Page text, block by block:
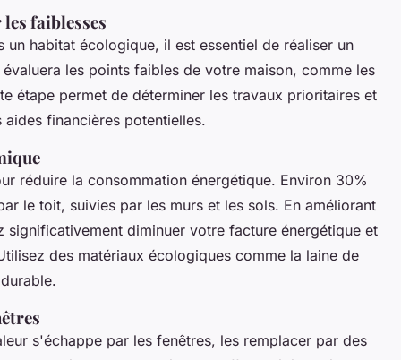
faiblesses
habitat écologique, il est essentiel de réaliser un
les points faibles de votre maison, comme les
étape permet de déterminer les travaux prioritaires et
financières potentielles.
réduire la consommation énergétique. Environ 30%
le toit, suivies par les murs et les sols. En améliorant
diminuer votre facture énergétique et
des matériaux écologiques comme la laine de
s'échappe par les fenêtres, les remplacer par des